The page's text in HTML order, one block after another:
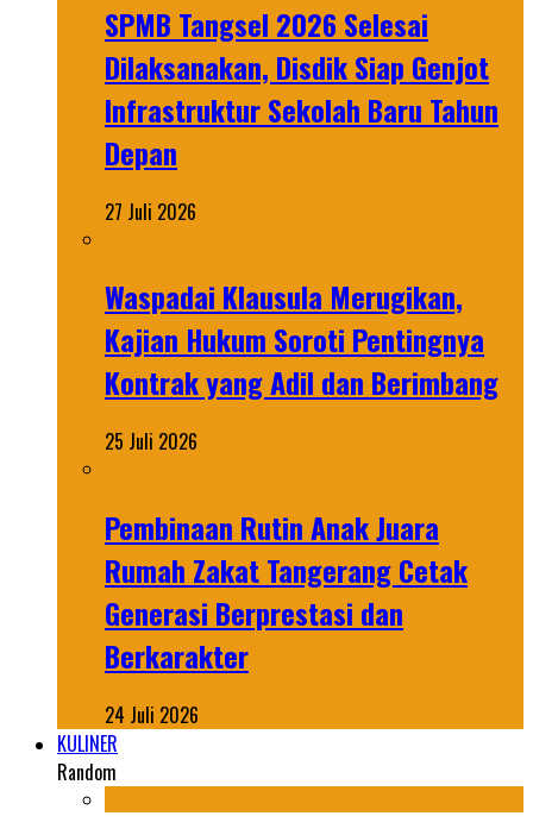
SPMB Tangsel 2026 Selesai
Dilaksanakan, Disdik Siap Genjot
Infrastruktur Sekolah Baru Tahun
Depan
27 Juli 2026
Waspadai Klausula Merugikan,
Kajian Hukum Soroti Pentingnya
Kontrak yang Adil dan Berimbang
25 Juli 2026
Pembinaan Rutin Anak Juara
Rumah Zakat Tangerang Cetak
Generasi Berprestasi dan
Berkarakter
24 Juli 2026
KULINER
Random